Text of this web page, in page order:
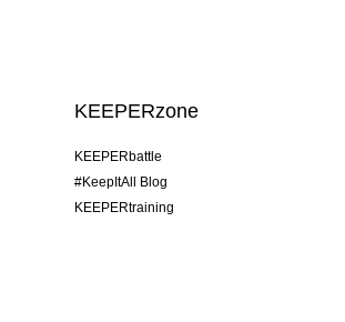
KEEPERzone
KEEPERbattle
#KeepItAll Blog
KEEPERtraining